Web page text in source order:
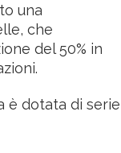
una
che
del 50% in
è dotata di serie